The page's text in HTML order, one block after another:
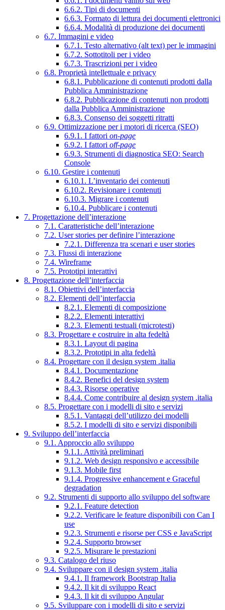
6.6.2. Tipi di documenti
6.6.3. Formato di lettura dei documenti elettronici
6.6.4. Modalità di produzione dei documenti
6.7. Immagini e video
6.7.1. Testo alternativo (alt text) per le immagini
6.7.2. Sottotitoli per i video
6.7.3. Trascrizioni per i video
6.8. Proprietà intellettuale e privacy
6.8.1. Pubblicazione di contenuti prodotti dalla
Pubblica Amministrazione
6.8.2. Pubblicazione di contenuti non prodotti
dalla Pubblica Amministrazione
6.8.3. Consenso dei soggetti ritratti
6.9. Ottimizzazione per i motori di ricerca (SEO)
6.9.1. I fattori on-page
6.9.2. I fattori off-page
6.9.3. Strumenti di diagnostica SEO: Search
Console
6.10. Gestire i contenuti
6.10.1. L’inventario dei contenuti
6.10.2. Revisionare i contenuti
6.10.3. Migrare i contenuti
6.10.4. Pubblicare i contenuti
7. Progettazione dell’interazione
7.1. Caratteristiche dell’interazione
7.2. User stories per definire l’interazione
7.2.1. Differenza tra scenari e user stories
7.3. Flussi di interazione
7.4. Wireframe
7.5. Prototipi interattivi
8. Progettazione dell’interfaccia
8.1. Obiettivi dell’interfaccia
8.2. Elementi dell’interfaccia
8.2.1. Elementi di composizione
8.2.2. Elementi interattivi
8.2.3. Elementi testuali (microtesti)
8.3. Progettare e costruire in alta fedeltà
8.3.1. Layout di pagina
8.3.2. Prototipi in alta fedeltà
8.4. Progettare con il design system .italia
8.4.1. Documentazione
8.4.2. Benefici del design system
8.4.3. Risorse operative
8.4.4. Come contribuire al design system .italia
8.5. Progettare con i modelli di sito e servizi
8.5.1. Vantaggi dell’utilizzo dei modelli
8.5.2. I modelli di sito e servizi disponibili
9. Sviluppo dell’interfaccia
9.1. Approccio allo sviluppo
9.1.1. Attività preliminari
9.1.2. Web design responsivo e accessibile
9.1.3. Mobile first
9.1.4. Progressive enhancement e Graceful
degradation
9.2. Strumenti di supporto allo sviluppo del software
9.2.1. Feature detection
9.2.2. Verificare le feature disponibili con Can I
use
9.2.3. Strumenti e risorse per CSS e JavaScript
9.2.4. Supporto browser
9.2.5. Misurare le prestazioni
9.3. Catalogo del riuso
9.4. Sviluppare con il design system .italia
9.4.1. Il framework Bootstrap Italia
9.4.2. Il kit di sviluppo React
9.4.3. Il kit di sviluppo Angular
9.5. Sviluppare con i modelli di sito e servizi